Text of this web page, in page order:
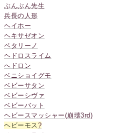
ぶんぶん先生
兵長の人形
ヘイホー
ヘキサゼオン
ペタリーノ
ヘドロスライム
へドロン
ベニショイグモ
ベビーサタン
ベビーシヴァ
ベビーバット
ヘビースマッシャー(崩壊3rd)
ヘビーモス ?